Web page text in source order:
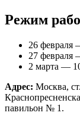
Режим
26 февраля
27 февраля
2 марта —
Адрес: Москва,
павильон № 1.